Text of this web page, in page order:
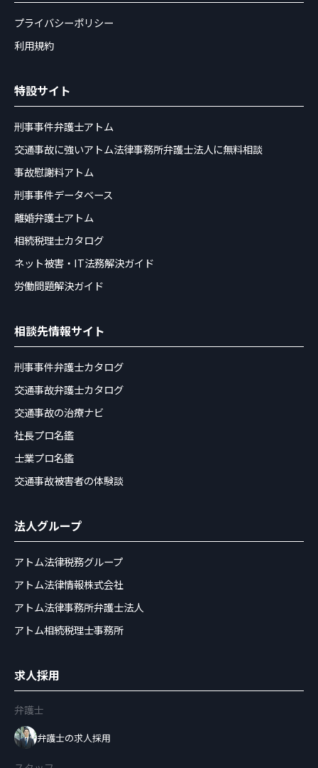
プライバシーポリシー
利用規約
特設サイト
刑事事件弁護士アトム
交通事故に強いアトム法律事務所弁護士法人に無料相談
事故慰謝料アトム
刑事事件データベース
離婚弁護士アトム
相続税理士カタログ
ネット被害・IT法務解決ガイド
労働問題解決ガイド
相談先情報サイト
刑事事件弁護士カタログ
交通事故弁護士カタログ
交通事故の治療ナビ
社長プロ名鑑
士業プロ名鑑
交通事故被害者の体験談
法人グループ
アトム法律税務グループ
アトム法律情報株式会社
アトム法律事務所弁護士法人
アトム相続税理士事務所
求人採用
弁護士
弁護士の求人採用